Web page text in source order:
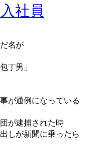
社員
名が
丁男」
が通例になっている
が逮捕された時
しが新聞に乗ったら